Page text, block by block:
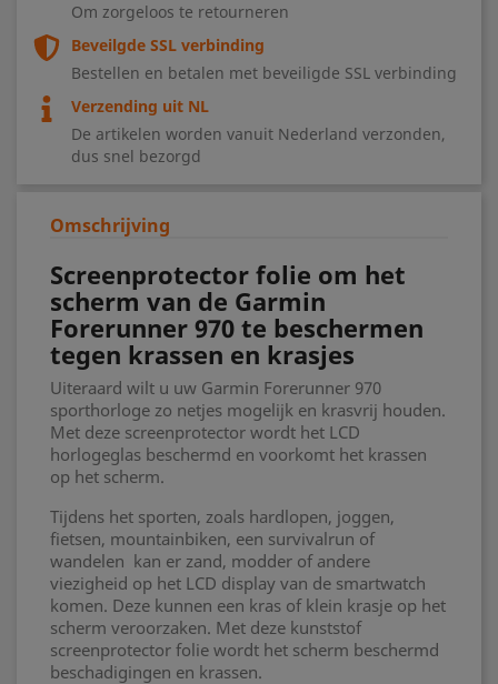
Om zorgeloos te retourneren
Beveilgde SSL verbinding
Bestellen en betalen met beveiligde SSL verbinding
Verzending uit NL
De artikelen worden vanuit Nederland verzonden,
dus snel bezorgd
Omschrijving
Screenprotector folie om het
scherm van de Garmin
Forerunner 970 te beschermen
tegen krassen en krasjes
Uiteraard wilt u uw Garmin Forerunner 970
sporthorloge zo netjes mogelijk en krasvrij houden.
Met deze screenprotector wordt het LCD
horlogeglas beschermd en voorkomt het krassen
op het scherm.
Tijdens het sporten, zoals hardlopen, joggen,
fietsen, mountainbiken, een survivalrun of
wandelen kan er zand, modder of andere
viezigheid op het LCD display van de smartwatch
komen. Deze kunnen een kras of klein krasje op het
scherm veroorzaken. Met deze kunststof
screenprotector folie wordt het scherm beschermd
beschadigingen en krassen.